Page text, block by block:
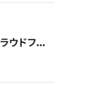
ウドフ...